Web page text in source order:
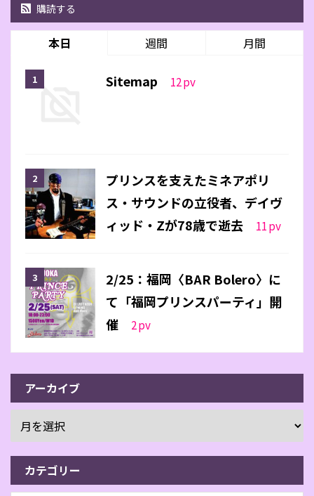
購読する
本日 週間 月間
Sitemap 12pv
プリンスを支えたミネアポリ
ス・サウンドの立役者、デイヴ
ィッド・Zが78歳で逝去
11pv
2/25：福岡〈BAR Bolero〉に
て「福岡プリンスパーティ」開
催
2pv
アーカイブ
カテゴリー